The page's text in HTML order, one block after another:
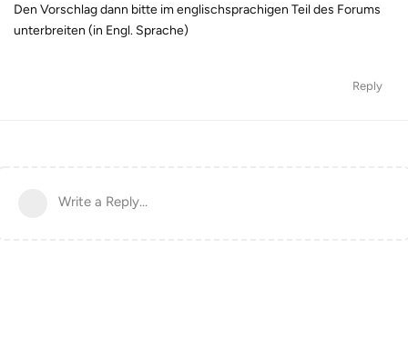
Den Vorschlag dann bitte im englischsprachigen Teil des Forums
unterbreiten (in Engl. Sprache)
Reply
Write a Reply...